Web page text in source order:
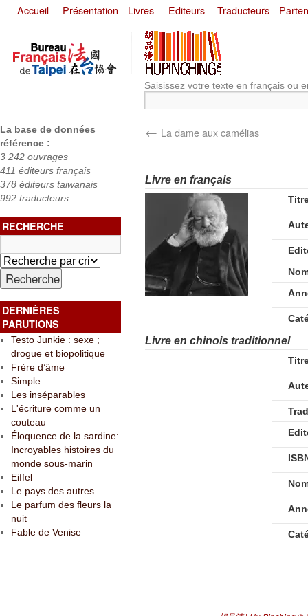
Accueil Présentation Livres Editeurs Traducteurs
Saisissez votre texte en français ou
La base de données
référence :
3 242 ouvrages
411 éditeurs français
378 éditeurs taiwanais
992 traducteurs
RECHERCHE
DERNIÈRES
PARUTIONS
Testo Junkie : sexe ;
drogue et biopolitique
Frère d’âme
Simple
Les inséparables
L'écriture comme un
couteau
Éloquence de la sardine:
Incroyables histoires du
monde sous-marin
Eiffel
Le pays des autres
Le parfum des fleurs la
nuit
Fable de Venise
← La dame aux camélias
Livre en français
Livre en chinois traditionnel